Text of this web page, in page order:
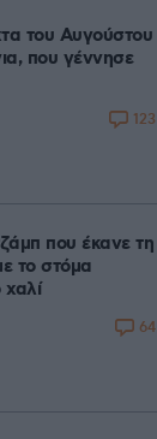
του Αυγούστου
που γέννησε
123
που έκανε τη
το στόμα
64